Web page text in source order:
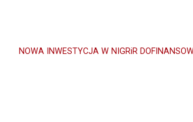
NOWA INWESTYCJA W NIGRiR